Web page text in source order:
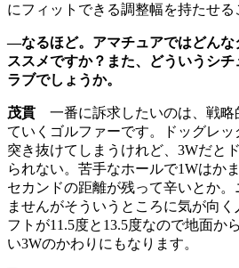
にフィットできる調整幅を持たせる
―なるほど。アマチュアではどんな
ススメですか？また、どういうシ
ラブでしょうか。
茂貫 一番に訴求したいのは、戦略
ていくゴルファーです。ドッグレッ
突き抜けてしまうけれど、3Wだと
られない。苦手なホールで1Wはか
セカンドの距離が残って辛いとか
ませんがそういうところに気が向
フトが11.5度と13.5度なので地面か
い3Wのかわりにもなります。